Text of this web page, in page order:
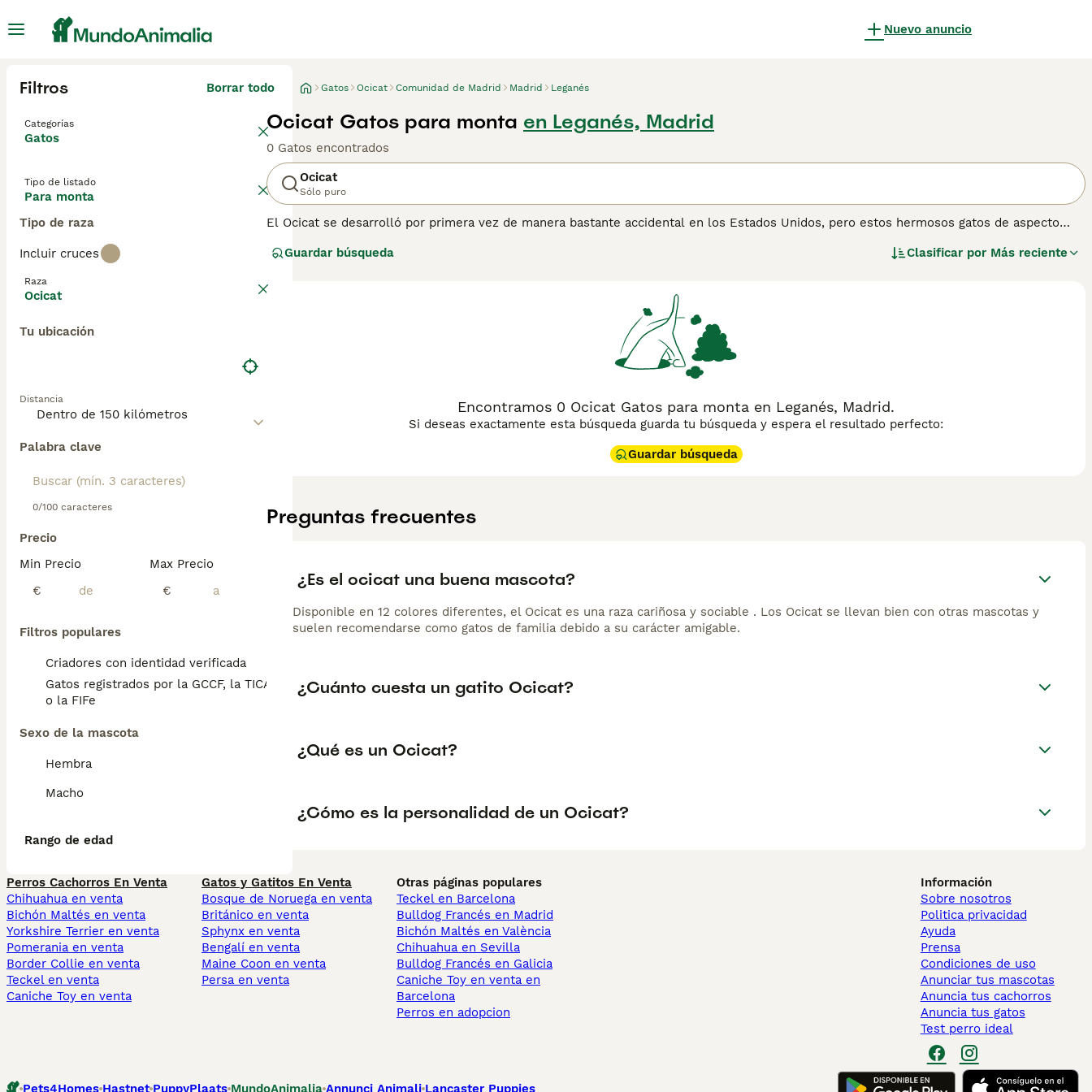
Nuevo anuncio
Filtros Borrar todo
Categorías
Gatos
Tipo de listado
Para monta
Tipo de raza
Incluir cruces
Raza
Ocicat
Tu ubicación
Distancia
Palabra clave
0/100 caracteres
Precio
Min Precio
€
Max Precio
€
Filtros populares
Criadores con identidad verificada
Gatos registrados por la GCCF, la TICA
o la FIFe
Sexo de la mascota
Hembra
Macho
Rango de edad
Gatos Ocicat Comunidad de Madrid Madrid Leganés
Ocicat Gatos para monta en Leganés, Madrid
0 Gatos encontrados
Ocicat
Sólo puro
El Ocicat se desarrolló por primera vez de manera bastante accidental en los Estados Unidos, pero estos hermosos gatos de aspecto
manchado que se asemeja al de un ocelote, de ahí su nombre. Son gatos domésticos y no tienen genes salvajes en su linaje de sangre. A
personas de todo el mundo.
para obtener información sobre esta raza de gato.
Guardar búsqueda Clasificar por Más reciente
Encontramos 0 Ocicat Gatos para monta en Leganés, Madrid.
Si deseas exactamente esta búsqueda guarda tu búsqueda y espera el resultado perfecto:
Guardar búsqueda
Preguntas frecuentes
¿Es el ocicat una buena mascota?
Disponible en 12 colores diferentes, el Ocicat es una raza cariñosa y sociable . Los Ocicat se llevan bien con otras mascotas y
suelen recomendarse como gatos de familia debido a su carácter amigable.
¿Cuánto cuesta un gatito Ocicat?
¿Qué es un Ocicat?
¿Cómo es la personalidad de un Ocicat?
Perros Cachorros En Venta
Chihuahua en venta
Bichón Maltés en venta
Yorkshire Terrier en venta
Pomerania en venta
Border Collie en venta
Teckel en venta
Caniche Toy en venta
Gatos y Gatitos En Venta
Bosque de Noruega en venta
Británico en venta
Sphynx en venta
Bengalí en venta
Maine Coon en venta
Persa en venta
Otras páginas populares
Teckel en Barcelona
Bulldog Francés en Madrid
Bichón Maltés en València
Chihuahua en Sevilla
Bulldog Francés en Galicia
Caniche Toy en venta en
Barcelona
Perros en adopcion
Información
Sobre nosotros
Politica privacidad
Ayuda
Prensa
Condiciones de uso
Anunciar tus mascotas
Anuncia tus cachorros
Anuncia tus gatos
Test perro ideal
Pets4Homes Hastnet PuppyPlaats MundoAnimalia Annunci Animali Lancaster Puppies